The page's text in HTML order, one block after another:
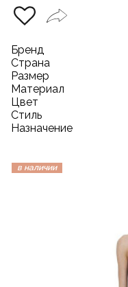
Бренд
Страна
Размер
Материал
Цвет
Стиль
Назначение
в наличии